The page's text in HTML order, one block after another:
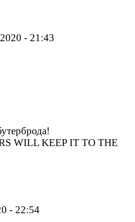
- 21:43
WILL KEEP IT TO THE
- 22:54